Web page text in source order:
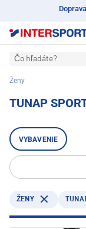
Čo hľadáte?
Ženy
TUNAP
VYBAVENIE
ŽENY